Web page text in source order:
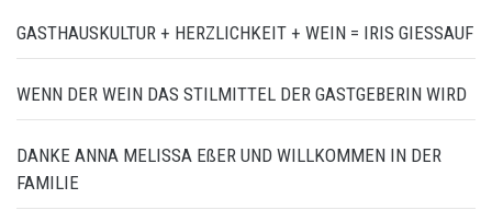
GASTHAUSKULTUR + HERZLICHKEIT + WEIN = IRIS GIESSAUF
WENN DER WEIN DAS STILMITTEL DER GASTGEBERIN WIRD
DANKE ANNA MELISSA EßER UND WILLKOMMEN IN DER
FAMILIE